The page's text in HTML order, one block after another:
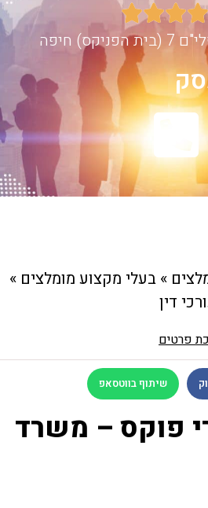




חיפה
» בעלי מקצוע מומלצים »
דין
פרטים
שיתוף בווטסאפ
פוקס – משרד